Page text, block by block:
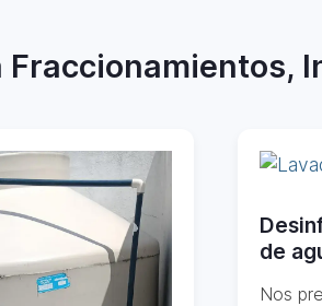
Fraccionamientos,
de
Nos